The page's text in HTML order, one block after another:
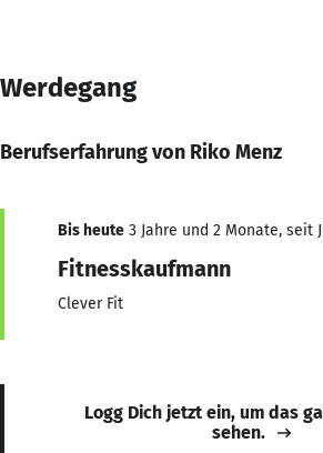
Werdegang
Berufserfahrung von Riko Menz
Bis heute 3 Jahre und 2 Monate, seit
Fitnesskaufmann
Clever Fit
Logg Dich jetzt ein, um das
sehen.